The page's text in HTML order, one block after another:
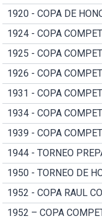
1920 - COPA DE
1924 - COPA
1925 - COPA
1926 - COPA
1931 - COPA
1934 - COPA
1939 - COPA
1944 - TORNEO
1950 - TORNEO DE
1952 - COPA RAUL
1952 – COPA